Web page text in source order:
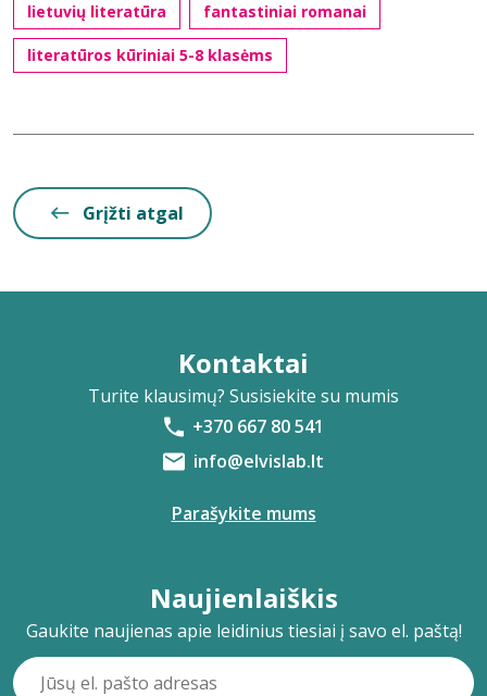
lietuvių literatūra fantastiniai romanai
literatūros kūriniai 5-8 klasėms
Grįžti atgal
Kontaktai
Turite klausimų? Susisiekite su mumis
+370 667 80 541
info@elvislab.lt
Parašykite mums
Naujienlaiškis
Gaukite naujienas apie leidinius tiesiai į savo el. paštą!